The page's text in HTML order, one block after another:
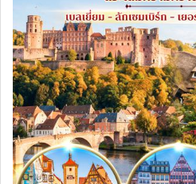
ทัวร์สิงคโปร์
ทัวร์ตุรเคีย
ทัวร์สวิตเซอร์แลนด์
ทัวร์พม่า
ทัวร์ลาว